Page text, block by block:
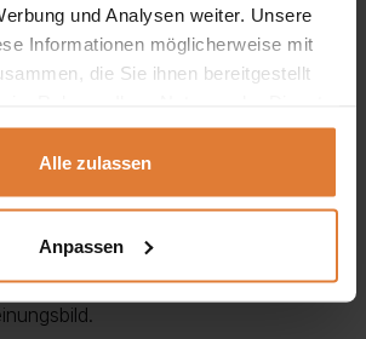
und Analysen weiter. Unsere
Informationen möglicherweise mit
die Sie ihnen bereitgestellt
Alle zulassen
Anpassen
oder Deko – alles stets griffbereit.
Korpusund Fronten
aus
Stand und zugleich ein modernes,